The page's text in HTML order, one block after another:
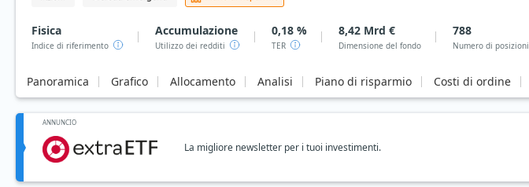
Fisica
Indice di riferimento
Accumulazione
Utilizzo dei redditi
0,18 %
TER
8,42 Mrd €
Dimensione del fondo
788
Numero di posizioni
Panoramica Grafico Allocamento Analisi Piano di risparmio Costi di ordine
ANNUNCIO
La migliore newsletter per i tuoi investimenti.